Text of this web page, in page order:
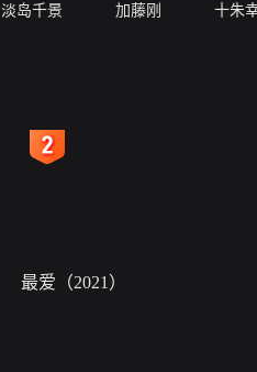
淡岛千景 加藤刚 十朱
最爱（2021）